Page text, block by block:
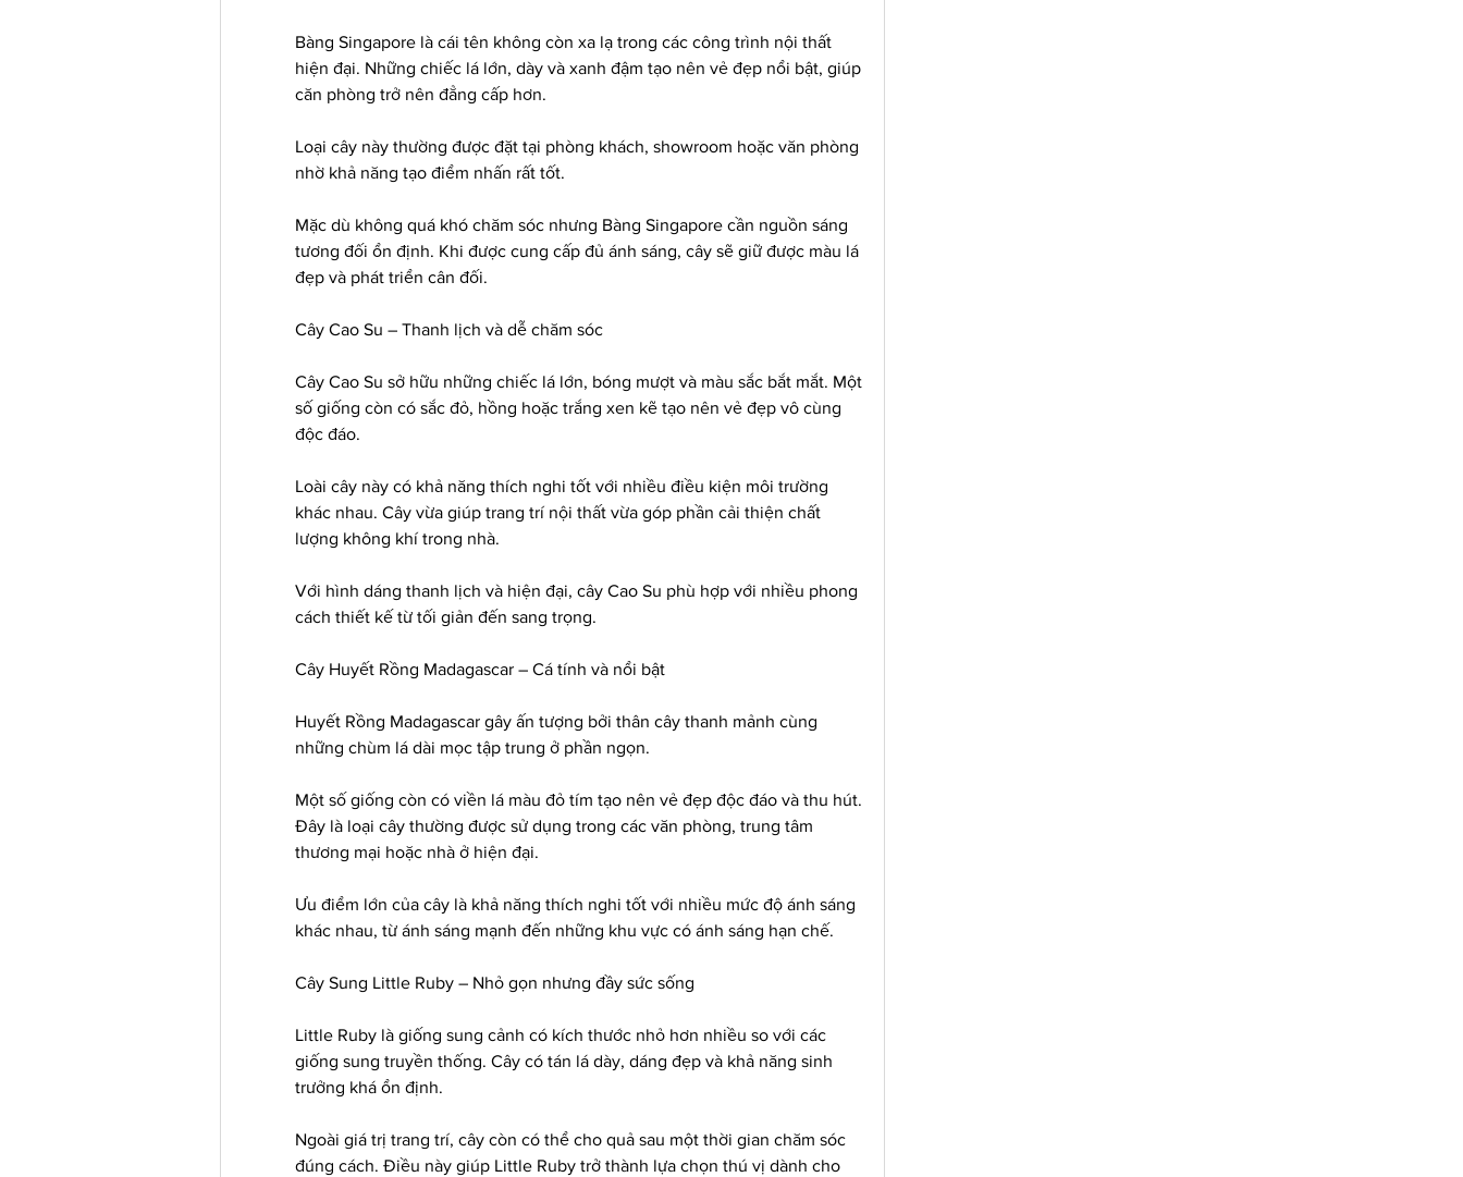
Bàng Singapore là cái tên không còn xa lạ trong các công trình nội thất
hiện đại. Những chiếc lá lớn, dày và xanh đậm tạo nên vẻ đẹp nổi bật, giúp
căn phòng trở nên đẳng cấp hơn.
Loại cây này thường được đặt tại phòng khách, showroom hoặc văn phòng
nhờ khả năng tạo điểm nhấn rất tốt.
Mặc dù không quá khó chăm sóc nhưng Bàng Singapore cần nguồn sáng
tương đối ổn định. Khi được cung cấp đủ ánh sáng, cây sẽ giữ được màu lá
đẹp và phát triển cân đối.
Cây Cao Su – Thanh lịch và dễ chăm sóc
Cây Cao Su sở hữu những chiếc lá lớn, bóng mượt và màu sắc bắt mắt. Một
số giống còn có sắc đỏ, hồng hoặc trắng xen kẽ tạo nên vẻ đẹp vô cùng
độc đáo.
Loài cây này có khả năng thích nghi tốt với nhiều điều kiện môi trường
khác nhau. Cây vừa giúp trang trí nội thất vừa góp phần cải thiện chất
lượng không khí trong nhà.
Với hình dáng thanh lịch và hiện đại, cây Cao Su phù hợp với nhiều phong
cách thiết kế từ tối giản đến sang trọng.
Cây Huyết Rồng Madagascar – Cá tính và nổi bật
Huyết Rồng Madagascar gây ấn tượng bởi thân cây thanh mảnh cùng
những chùm lá dài mọc tập trung ở phần ngọn.
Một số giống còn có viền lá màu đỏ tím tạo nên vẻ đẹp độc đáo và thu hút.
Đây là loại cây thường được sử dụng trong các văn phòng, trung tâm
thương mại hoặc nhà ở hiện đại.
Ưu điểm lớn của cây là khả năng thích nghi tốt với nhiều mức độ ánh sáng
khác nhau, từ ánh sáng mạnh đến những khu vực có ánh sáng hạn chế.
Cây Sung Little Ruby – Nhỏ gọn nhưng đầy sức sống
Little Ruby là giống sung cảnh có kích thước nhỏ hơn nhiều so với các
giống sung truyền thống. Cây có tán lá dày, dáng đẹp và khả năng sinh
trưởng khá ổn định.
Ngoài giá trị trang trí, cây còn có thể cho quả sau một thời gian chăm sóc
đúng cách. Điều này giúp Little Ruby trở thành lựa chọn thú vị dành cho